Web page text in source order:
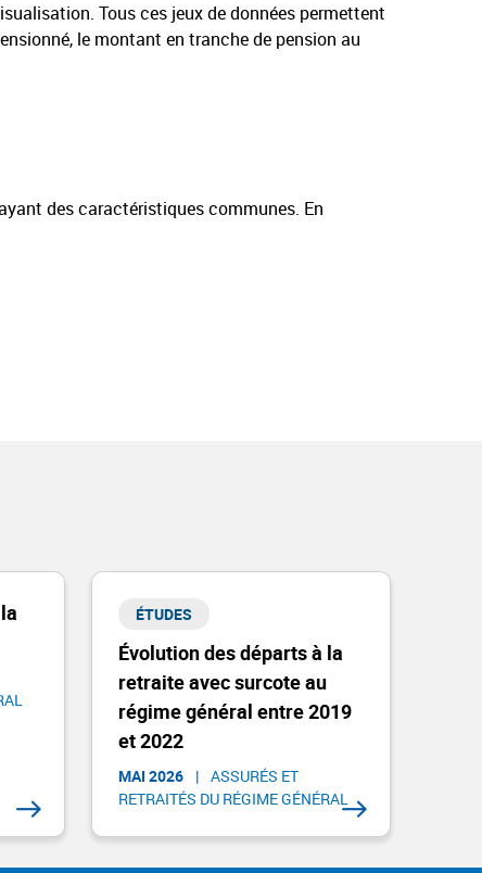
Tous ces jeux de données permettent
le montant en tranche de pension au
des caractéristiques communes. En
Évolution des départs à la
retraite avec surcote au
régime général entre 2019
et 2022
ÉTUDES
MAI 2026 | ASSURÉS ET
RETRAITÉS DU RÉGIME GÉNÉRAL​